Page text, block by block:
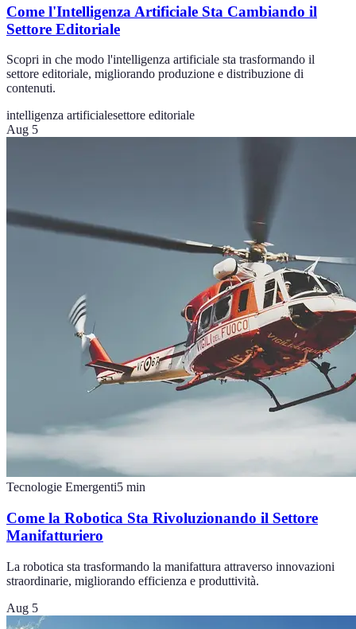
Come l'Intelligenza Artificiale Sta Cambiando il
Settore Editoriale
Scopri in che modo l'intelligenza artificiale sta trasformando il
settore editoriale, migliorando produzione e distribuzione di
contenuti.
intelligenza artificialesettore editoriale
Aug 5
Tecnologie Emergenti5 min
Come la Robotica Sta Rivoluzionando il Settore
Manifatturiero
La robotica sta trasformando la manifattura attraverso innovazioni
straordinarie, migliorando efficienza e produttività.
Aug 5